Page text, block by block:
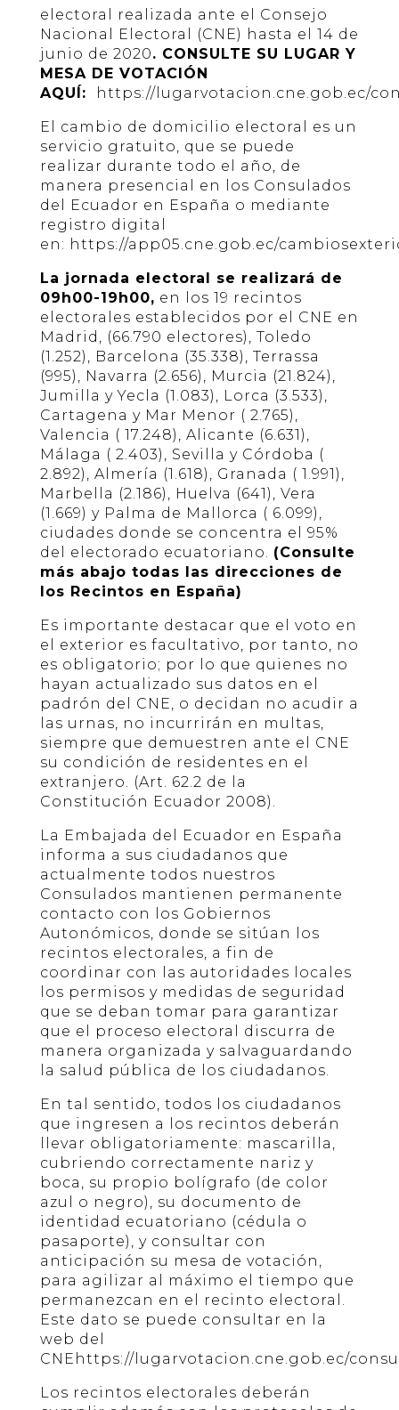
electoral realizada ante el Consejo
Nacional Electoral (CNE) hasta el 14 de
junio de 2020. CONSULTE SU LUGAR Y
MESA DE VOTACIÓN
AQUÍ:
https://lugarvotacion.cne.gob.ec/
El cambio de domicilio electoral es un
servicio gratuito, que se puede
realizar durante todo el año, de
manera presencial en los Consulados
del Ecuador en España o mediante
registro digital
en: https://app05.cne.gob.ec/
La jornada electoral se realizará de
09h00-19h00, en los 19 recintos
electorales establecidos por el CNE en
Madrid, (66.790 electores), Toledo
(1.252), Barcelona (35.338), Terrassa
(995), Navarra (2.656), Murcia (21.824),
Jumilla y Yecla (1.083), Lorca (3.533),
Cartagena y Mar Menor ( 2.765),
Valencia ( 17.248), Alicante (6.631),
Málaga ( 2.403), Sevilla y Córdoba (
2.892), Almería (1.618), Granada ( 1.991),
Marbella (2.186), Huelva (641), Vera
(1.669) y Palma de Mallorca ( 6.099),
ciudades donde se concentra el 95%
del electorado ecuatoriano. (Consulte
más abajo todas las direcciones de
los Recintos en España)
Es importante destacar que el voto en
el exterior es facultativo, por tanto, no
es obligatorio; por lo que quienes no
hayan actualizado sus datos en el
padrón del CNE, o decidan no acudir a
las urnas, no incurrirán en multas,
siempre que demuestren ante el CNE
su condición de residentes en el
extranjero. (Art. 62.2 de la
Constitución Ecuador 2008).
La Embajada del Ecuador en España
informa a sus ciudadanos que
actualmente todos nuestros
Consulados mantienen permanente
contacto con los Gobiernos
Autonómicos, donde se sitúan los
recintos electorales, a fin de
coordinar con las autoridades locales
los permisos y medidas de seguridad
que se deban tomar para garantizar
que el proceso electoral discurra de
manera organizada y salvaguardando
la salud pública de los ciudadanos.
En tal sentido, todos los ciudadanos
que ingresen a los recintos deberán
llevar obligatoriamente: mascarilla,
cubriendo correctamente nariz y
boca, su propio bolígrafo (de color
azul o negro), su documento de
identidad ecuatoriano (cédula o
pasaporte), y consultar con
anticipación su mesa de votación,
para agilizar al máximo el tiempo que
permanezcan en el recinto electoral.
Este dato se puede consultar en la
web del
CNEhttps://lugarvotacion.cne.gob.ec/
Los recintos electorales deberán